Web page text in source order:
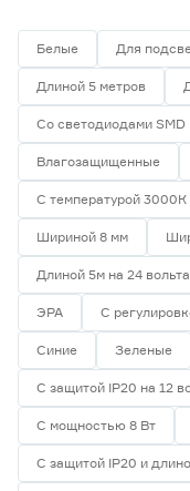
Белые Для
Длиной 5 метров
Со светодиодами SMD
Влагозащищенные
С температурой 3000К
Шириной 8 мм
Длиной 5м на 24 вольта
ЭРА С
Синие Зеленые
С защитой IP20 на 12
С мощностью 8 Вт
С защитой IP20 и